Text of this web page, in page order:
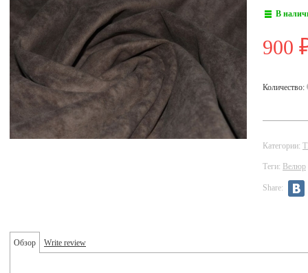
В
900
Количество:
Категории:
Теги: Велюр
Share:
Обзор Write review